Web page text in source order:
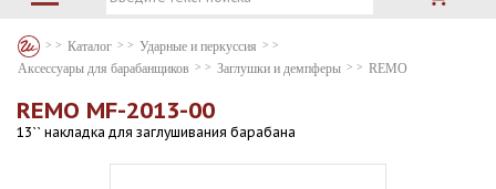
Каталог
Ударные и перкуссия
Аксессуары для барабанщиков
Заглушки и демпферы REMO
REMO MF-2013-00
13`` накладка для заглушивания барабана